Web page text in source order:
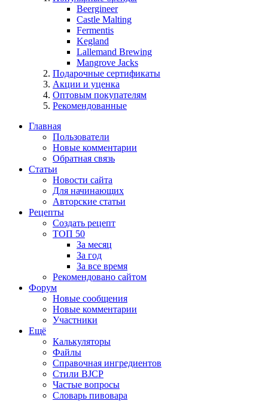
Beergineer
Castle Malting
Fermentis
Kegland
Lallemand Brewing
Mangrove Jacks
Подарочные сертификаты
Акции и уценка
Оптовым покупателям
Рекомендованные
Главная
Пользователи
Новые комментарии
Обратная связь
Статьи
Новости сайта
Для начинающих
Авторские статьи
Рецепты
Создать рецепт
ТОП 50
За месяц
За год
За все время
Рекомендовано сайтом
Форум
Новые сообщения
Новые комментарии
Участники
Ещё
Калькуляторы
Файлы
Справочная ингредиентов
Стили BJCP
Частые вопросы
Словарь пивовара